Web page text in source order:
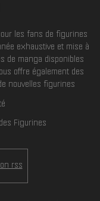
les fans de figurines
exhaustive et mise à
de manga disponibles
offre également des
nouvelles figurines
Figurines